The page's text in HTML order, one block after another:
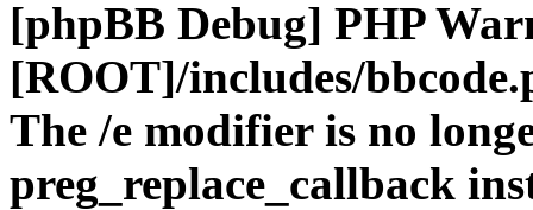
[phpBB Debug] PHP
[ROOT]/includes/
The /e modifier is no
preg_replace_callback